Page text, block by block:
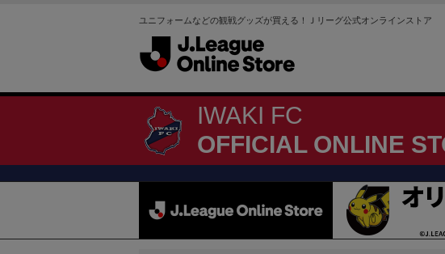
ユニフォームなどの観戦グッズが買える！Ｊリーグ公式オンラインストア
IWAKI FC
OFFICIAL ONLINE